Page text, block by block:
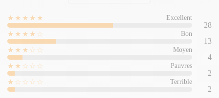
★★★★★ Excellent
28
★★★★☆
Bon
13
★★★☆☆
Moyen
4
★★☆☆☆
Pauvres
2
★☆☆☆☆
Terrible
2